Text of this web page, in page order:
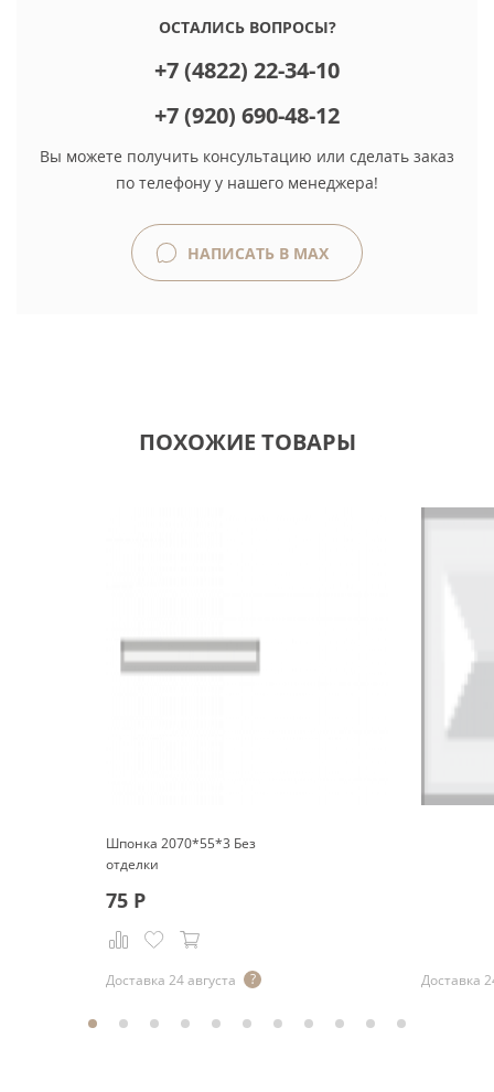
ОСТАЛИСЬ ВОПРОСЫ?
+7 (4822) 22-34-10
+7 (920) 690-48-12
Вы можете получить консультацию или сделать заказ
по телефону у нашего менеджера!
НАПИСАТЬ В MAX
ПОХОЖИЕ ТОВАРЫ
Шпонка 2070*55*3 Без
отделки
75 Р
Доставка 24 августа Доставка